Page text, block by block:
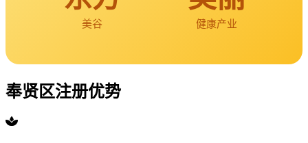
美谷 健康产业
奉贤区注册优势